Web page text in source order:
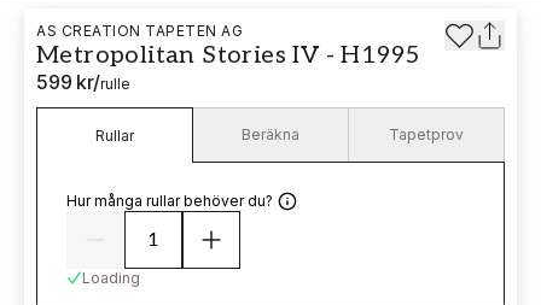
AS CREATION TAPETEN AG
Metropolitan Stories IV - H1995
599 kr/rulle
Rullar Beräkna Tapetprov
Hur många rullar behöver du?
Loading